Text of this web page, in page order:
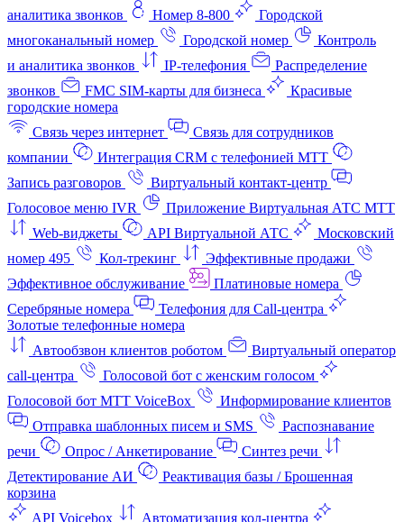
аналитика звонков
Номер 8-800
Городской
многоканальный номер
Городской номер
Контроль
и аналитика звонков
IP-телефония
Распределение
звонков
FMC SIM-карты для бизнеса
Красивые
городские номера
Связь через интернет
Связь для сотрудников
компании
Интеграция CRM с телефонией МТТ
Запись разговоров
Виртуальный контакт‑центр
Голосовое меню IVR
Приложение Виртуальная АТС МТТ
Web-виджеты
API Виртуальной АТС
Московский
номер 495
Кол-трекинг
Эффективные продажи
Эффективное обслуживание
Платиновые номера
Серебряные номера
Телефония для Call-центра
Золотые телефонные номера
Автообзвон клиентов роботом
Виртуальный оператор
call-центра
Голосовой бот с женским голосом
Голосовой бот МТТ VoiceBox
Информирование клиентов
Отправка шаблонных писем и SMS
Распознавание
речи
Опрос / Анкетирование
Синтез речи
Детектирование АИ
Реактивация базы / Брошенная
корзина
API Voicebox
Автоматизация кол‑центра